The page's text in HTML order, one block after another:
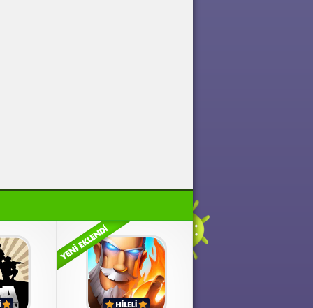
Arma Tactics
Arma Tactics 1.7834 Para
Hileli Mod Apk indir